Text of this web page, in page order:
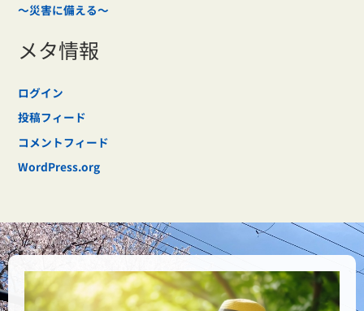
～災害に備える～
メタ情報
ログイン
投稿フィード
コメントフィード
WordPress.org